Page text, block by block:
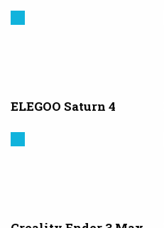
ELEGOO Saturn 4